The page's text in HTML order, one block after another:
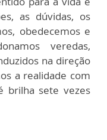
as dúvidas, os
obedecemos e
veredas,
na direção
a realidade com
brilha sete vezes